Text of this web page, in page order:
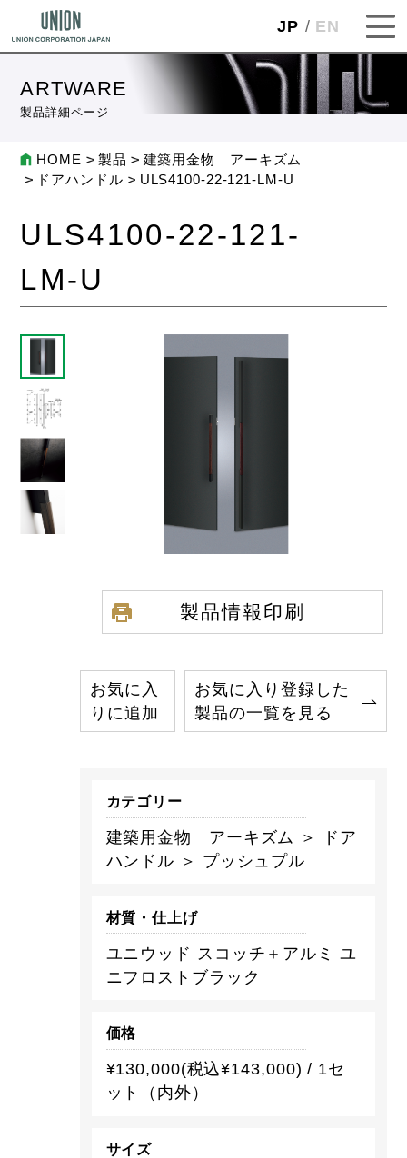
JP EN
ARTWARE
製品詳細ページ
HOME 製品
建築用金物 アーキズム
ドアハンドル
ULS4100-22-121-LM-U
ULS4100-22-121-
LM-U
製品情報印刷
お気に入
りに追加
お気に入り登録した
製品の一覧を見る
カテゴリー
建築用金物 アーキズム ＞ ドア
ハンドル ＞ プッシュプル
材質・仕上げ
ユニウッド スコッチ＋アルミ ユ
ニフロストブラック
価格
¥130,000(税込¥143,000) / 1セ
ット（内外）
サイズ